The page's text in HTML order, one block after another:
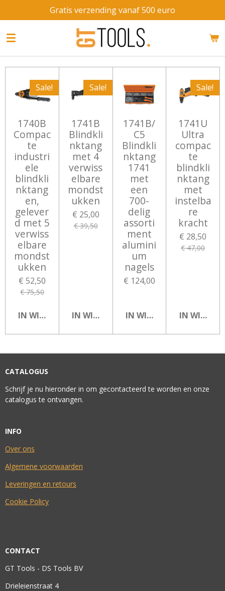
direct
naar
Gratis verzending vanaf 500 euro
Sale!
1740B
Compac
te
industri
ele
blindkli
nktang
en,
gelever
d met 5
verwiss
elbare
mondst
ukken
€ 52,50
€ 75,50
IN WINKELWAGEN
Sale!
1741B
Blindkli
nktang
met 4
verwiss
elbare
mondst
ukken
€ 25,00
€ 39,50
IN WINKELWAGEN
1741B/
C5
Blindkli
nktang
1741
met
een
700-
delig
assorti
ment
alumini
um
nagels
€ 124,00
IN WINKELWAGEN
Sale!
1741U
Ultra
compac
te
blindkli
nktang
met
instelba
re
kracht
€ 28,50
€ 47,00
IN
CATALOGUS
Schrijf je nu hieronder in om gecontacteerd te worden en onze
catalogus te ontvangen.
INFO
Over ons
Algemene voorwaarden
Leveringen en retours
Cookie Policy
CONTACT
GT Tools - DS Tools BV
Drieleienstraat 4